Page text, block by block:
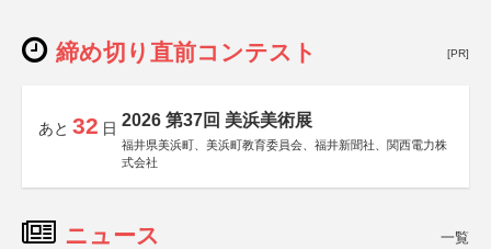
締め切り直前コンテスト [PR]
あと 32 日 2026 第37回 美浜美術展
福井県美浜町、美浜町教育委員会、福井新聞社、関西電力株
式会社
ニュース 一覧